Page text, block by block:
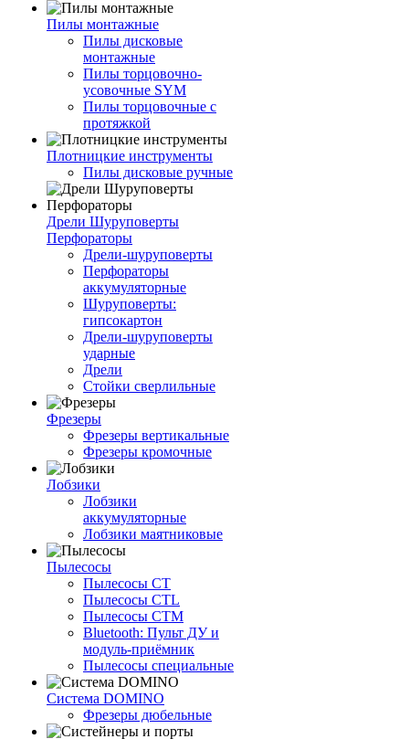
Пилы монтажные
Пилы дисковые
монтажные
Пилы торцовочно-
усовочные SYM
Пилы торцовочные с
протяжкой
Плотницкие инструменты
Пилы дисковые ручные
Дрели Шуруповерты
Перфораторы
Дрели-шуруповерты
Перфораторы
аккумуляторные
Шуруповерты:
гипсокартон
Дрели-шуруповерты
ударные
Дрели
Стойки сверлильные
Фрезеры
Фрезеры вертикальные
Фрезеры кромочные
Лобзики
Лобзики
аккумуляторные
Лобзики маятниковые
Пылесосы
Пылесосы CT
Пылесосы CTL
Пылесосы CTM
Bluetooth: Пульт ДУ и
модуль-приёмник
Пылесосы специальные
Система DOMINO
Фрезеры дюбельные